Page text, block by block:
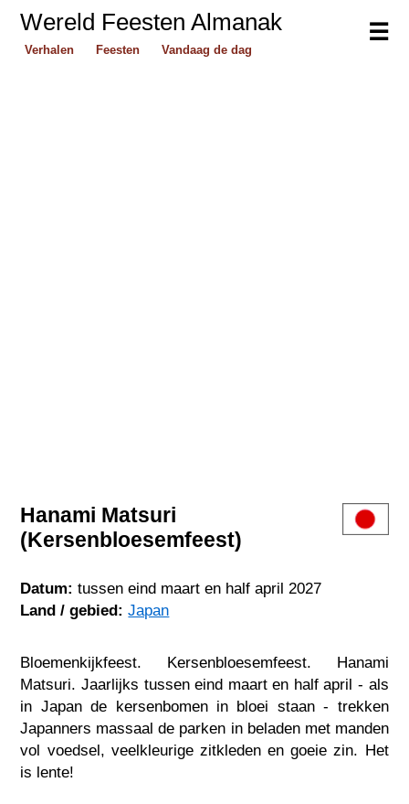
☰
Wereld Feesten Almanak
Verhalen Feesten Vandaag de dag
Hanami Matsuri
(Kersenbloesemfeest)
Datum: tussen eind maart en half april 2027
Land / gebied: Japan
Bloemenkijkfeest. Kersenbloesemfeest. Hanami
Matsuri. Jaarlijks tussen eind maart en half april - als
in Japan de kersenbomen in bloei staan - trekken
Japanners massaal de parken in beladen met manden
vol voedsel, veelkleurige zitkleden en goeie zin. Het
is lente!